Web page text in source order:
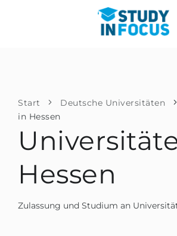
Bachelor & Master
Vorkurse an der Hochschule
Sprachschulen
SZENARIEN
Nach der Schule bewerben
Hochschulwechsel
Master in Deutschland
Zweitstudium
Für Eltern
METHODIK
Start Deutsche Universitäten
in Hessen
Hessen
Zulassung und Studium an